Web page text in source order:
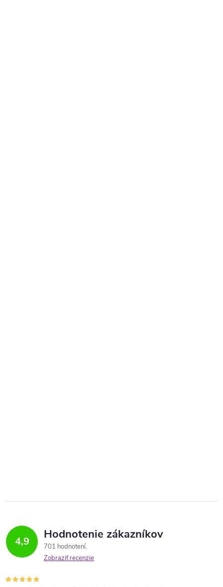
4,9 Hodnotenie zákazníkov
701 hodnotení
Zobraziť recenzie